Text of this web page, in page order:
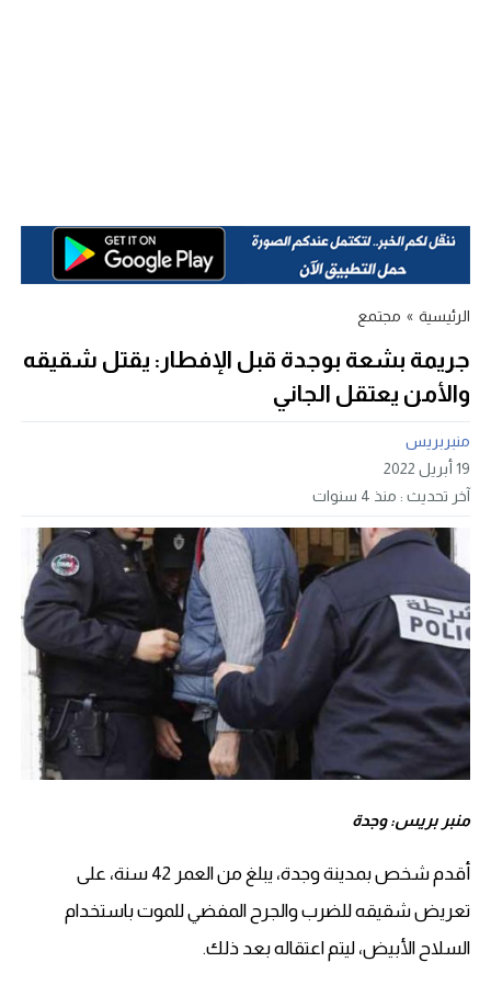
الرئيسية » مجتمع
جريمة بشعة بوجدة قبل الإفطار: يقتل شقيقه
والأمن يعتقل الجاني
منبربريس
19 أبريل 2022
آخر تحديث : منذ 4 سنوات
منبر بريس: وجدة
أقدم شخص بمدينة وجدة، يبلغ من العمر 42 سنة، على
تعريض شقيقه للضرب والجرح المفضي للموت باستخدام
السلاح الأبيض، ليتم اعتقاله بعد ذلك.